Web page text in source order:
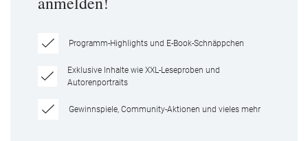
Programm-Highlights und E-Book-Schnäppchen
Exklusive Inhalte wie XXL-Leseproben und
Autorenportraits
Gewinnspiele, Community-Aktionen und vieles mehr